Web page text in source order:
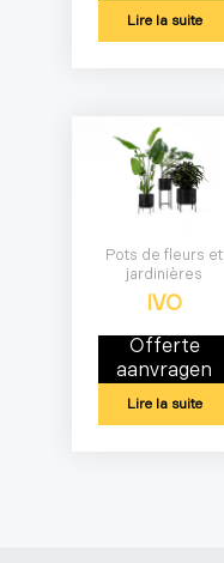
Lire la suite
Pots de fleurs et
jardinières
IVO
Offerte
aanvragen
Lire la suite